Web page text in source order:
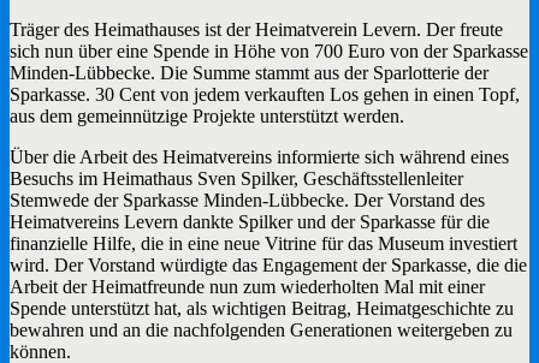
Träger des Heimathauses ist der Heimatverein Levern. Der freute
sich nun über eine Spende in Höhe von 700 Euro von der Sparkasse
Minden-Lübbecke. Die Summe stammt aus der Sparlotterie der
Sparkasse. 30 Cent von jedem verkauften Los gehen in einen Topf,
aus dem gemeinnützige Projekte unterstützt werden.
Über die Arbeit des Heimatvereins informierte sich während eines
Besuchs im Heimathaus Sven Spilker, Geschäftsstellenleiter
Stemwede der Sparkasse Minden-Lübbecke. Der Vorstand des
Heimatvereins Levern dankte Spilker und der Sparkasse für die
finanzielle Hilfe, die in eine neue Vitrine für das Museum investiert
wird. Der Vorstand würdigte das Engagement der Sparkasse, die die
Arbeit der Heimatfreunde nun zum wiederholten Mal mit einer
Spende unterstützt hat, als wichtigen Beitrag, Heimatgeschichte zu
bewahren und an die nachfolgenden Generationen weitergeben zu
können.